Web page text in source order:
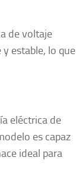
de voltaje
y estable, lo que
eléctrica de
es capaz
ideal para